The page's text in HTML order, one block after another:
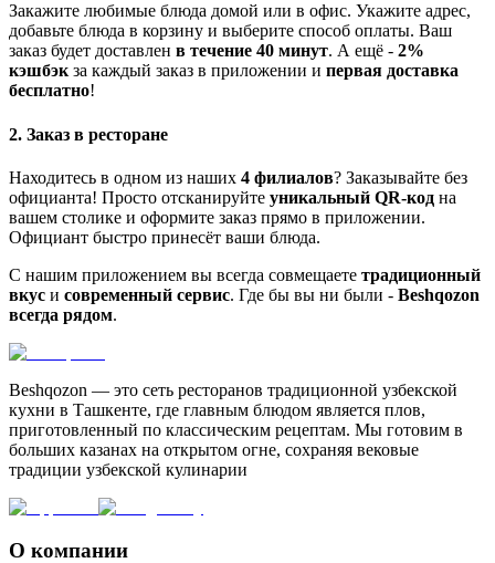
Закажите любимые блюда домой или в офис. Укажите адрес,
добавьте блюда в корзину и выберите способ оплаты. Ваш
заказ будет доставлен в течение 40 минут. А ещё - 2%
кэшбэкза каждый заказ в приложении и первая доставка
бесплатно!
2. Заказ в ресторане
Находитесь в одном из наших 4 филиалов? Заказывайте без
официанта! Просто отсканируйте уникальный QR-код на
вашем столике и оформите заказ прямо в приложении.
Официант быстро принесёт ваши блюда.
С нашим приложением вы всегда совмещаете традиционный
вкус и современный сервис. Где бы вы ни были - Beshqozon
всегда рядом.
Beshqozon — это сеть ресторанов традиционной узбекской
кухни в Ташкенте, где главным блюдом является плов,
приготовленный по классическим рецептам. Мы готовим в
больших казанах на открытом огне, сохраняя вековые
традиции узбекской кулинарии
О компании